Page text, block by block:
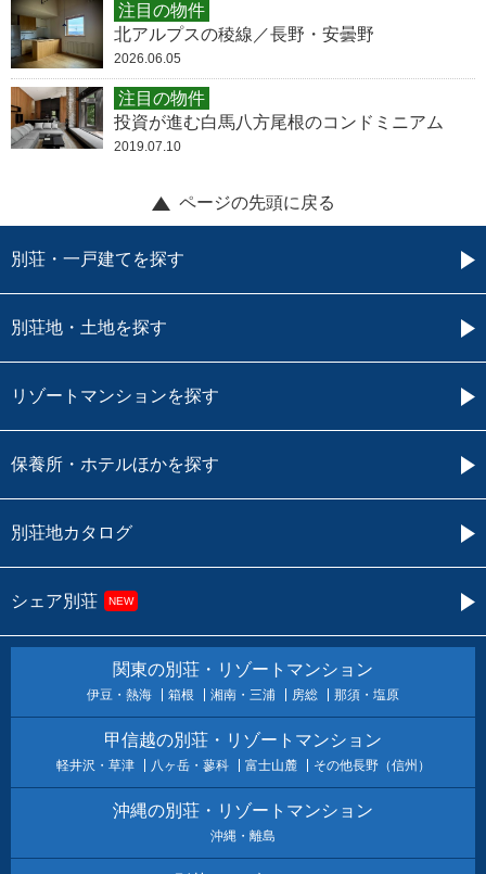
注目の物件
北アルプスの稜線／長野・安曇野
2026.06.05
注目の物件
投資が進む白馬八方尾根のコンドミニアム
2019.07.10
ページの先頭に戻る
別荘・一戸建てを探す
別荘地・土地を探す
リゾートマンションを探す
保養所・ホテルほかを探す
別荘地カタログ
シェア別荘 NEW
関東の別荘・リゾートマンション
伊豆・熱海 箱根 湘南・三浦 房総 那須・塩原
甲信越の別荘・リゾートマンション
軽井沢・草津 八ヶ岳・蓼科 富士山麓 その他長野（信州）
沖縄の別荘・リゾートマンション
沖縄・離島